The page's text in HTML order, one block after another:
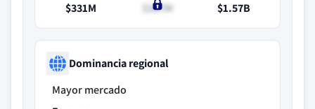
$331M
$387M
$1.57B
Dominancia regional
Mayor mercado